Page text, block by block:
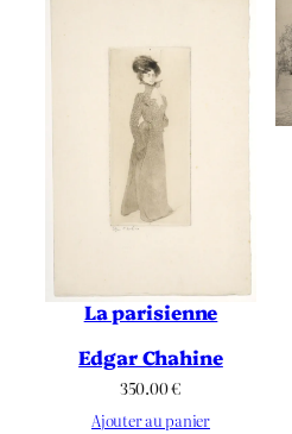
La parisienne
Edgar Chahine
350.00€
Ajouter au panier